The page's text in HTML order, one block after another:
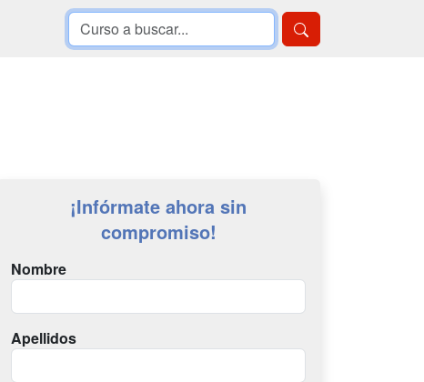
¡Infórmate ahora sin
compromiso!
Nombre
Apellidos